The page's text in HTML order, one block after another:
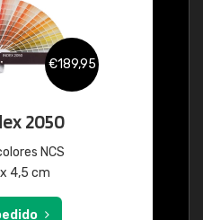
€189,95
2050
NCS
4,5 cm